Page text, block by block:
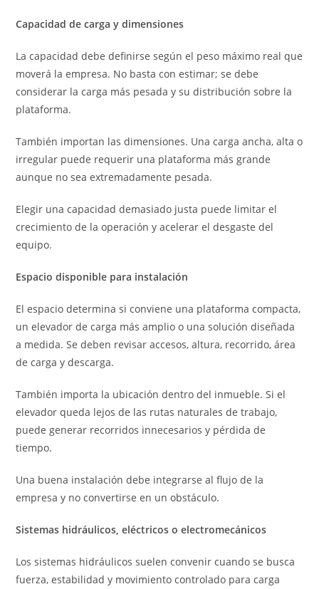
Capacidad de carga y dimensiones
La capacidad debe definirse según el peso máximo real que
moverá la empresa. No basta con estimar; se debe
considerar la carga más pesada y su distribución sobre la
plataforma.
También importan las dimensiones. Una carga ancha, alta o
irregular puede requerir una plataforma más grande
aunque no sea extremadamente pesada.
Elegir una capacidad demasiado justa puede limitar el
crecimiento de la operación y acelerar el desgaste del
equipo.
Espacio disponible para instalación
El espacio determina si conviene una plataforma compacta,
un elevador de carga más amplio o una solución diseñada
a medida. Se deben revisar accesos, altura, recorrido, área
de carga y descarga.
También importa la ubicación dentro del inmueble. Si el
elevador queda lejos de las rutas naturales de trabajo,
puede generar recorridos innecesarios y pérdida de
tiempo.
Una buena instalación debe integrarse al flujo de la
empresa y no convertirse en un obstáculo.
Sistemas hidráulicos, eléctricos o electromecánicos
Los sistemas hidráulicos suelen convenir cuando se busca
fuerza, estabilidad y movimiento controlado para carga